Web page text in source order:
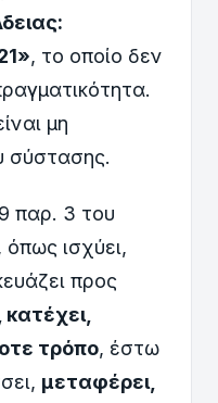
, το οποίο δεν
μη
σύστασης.
παρ. 3 του
ισχύει,
προς
τρόπο, έστω
μεταφέρει,